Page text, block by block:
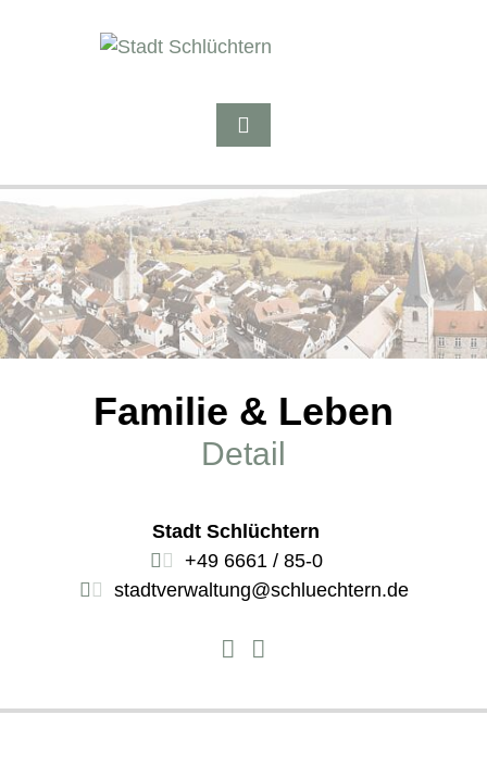
Familie & Leben
Detail
Stadt Schlüchtern
+49 6661 / 85-0
stadtverwaltung@schluechtern.de